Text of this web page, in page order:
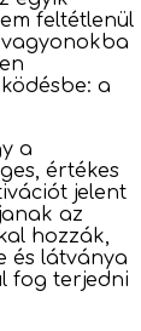
feltétlenül
a
a
értékes
jelent
az
hozzák,
és látványa
fog terjedni